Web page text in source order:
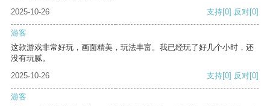
2025-10-26
支持[0] 反对[0]
游客
这款游戏非常好玩，画面精美，玩法丰富。我已经玩了好几个小时，还
没有玩腻。
2025-10-26
支持[0] 反对[0]
游客